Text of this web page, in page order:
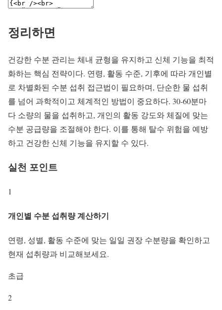
정리하면
건강한 수분 관리는 체내 균형을 유지하고 신체 기능을 최적
화하는 핵심 전략이다. 연령, 활동 수준, 기후에 따라 개인별
로 차별화된 수분 섭취 접근법이 필요하며, 단순한 물 섭취
를 넘어 과학적이고 체계적인 방법이 중요하다. 30-60분마
다 소량의 물을 섭취하고, 개인의 활동 강도와 체질에 맞는
수분 공급량을 조절해야 한다. 이를 통해 탈수 위험을 예방
하고 건강한 신체 기능을 유지할 수 있다.
실천 포인트
1
개인별 수분 섭취량 계산하기
연령, 성별, 활동 수준에 맞는 일일 권장 수분량을 확인하고
현재 섭취량과 비교해보세요.
초급
2